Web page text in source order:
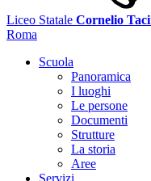
Liceo Statale Cornelio
Roma
Scuola
Panoramica
I luoghi
Le persone
Documenti
Strutture
La storia
Aree
Servizi